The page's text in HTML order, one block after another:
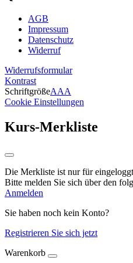
AGB
Impressum
Datenschutz
Widerruf
Widerrufsformular
Kontrast
SchriftgrößeAAA
Cookie Einstellungen
Kurs-Merkliste
Die Merkliste ist nur für
Bitte melden Sie sich über den
Anmelden
Sie haben noch kein Konto?
Registrieren Sie sich jetzt
Warenkorb